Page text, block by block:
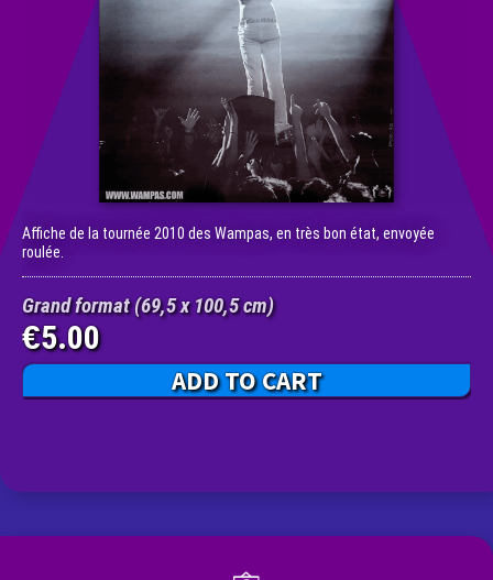
Affiche de la tournée 2010 des Wampas, en très bon état, envoyée
roulée.
Grand format (69,5 x 100,5 cm)
€5.00
ADD TO CART